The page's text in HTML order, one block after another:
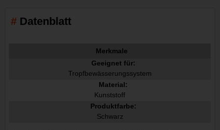
Datenblatt
Merkmale
Geeignet für:
Tropfbewässerungssystem
Material:
Kunststoff
Produktfarbe:
Schwarz